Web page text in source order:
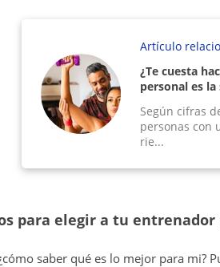
Artículo
¿Te cuesta
personal es
Según cifras
personas con
rie...
para elegir a tu
saber qué es lo mejor para mi?